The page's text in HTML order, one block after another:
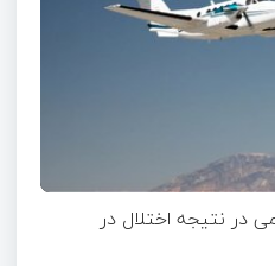
در نتیجه اختلال در